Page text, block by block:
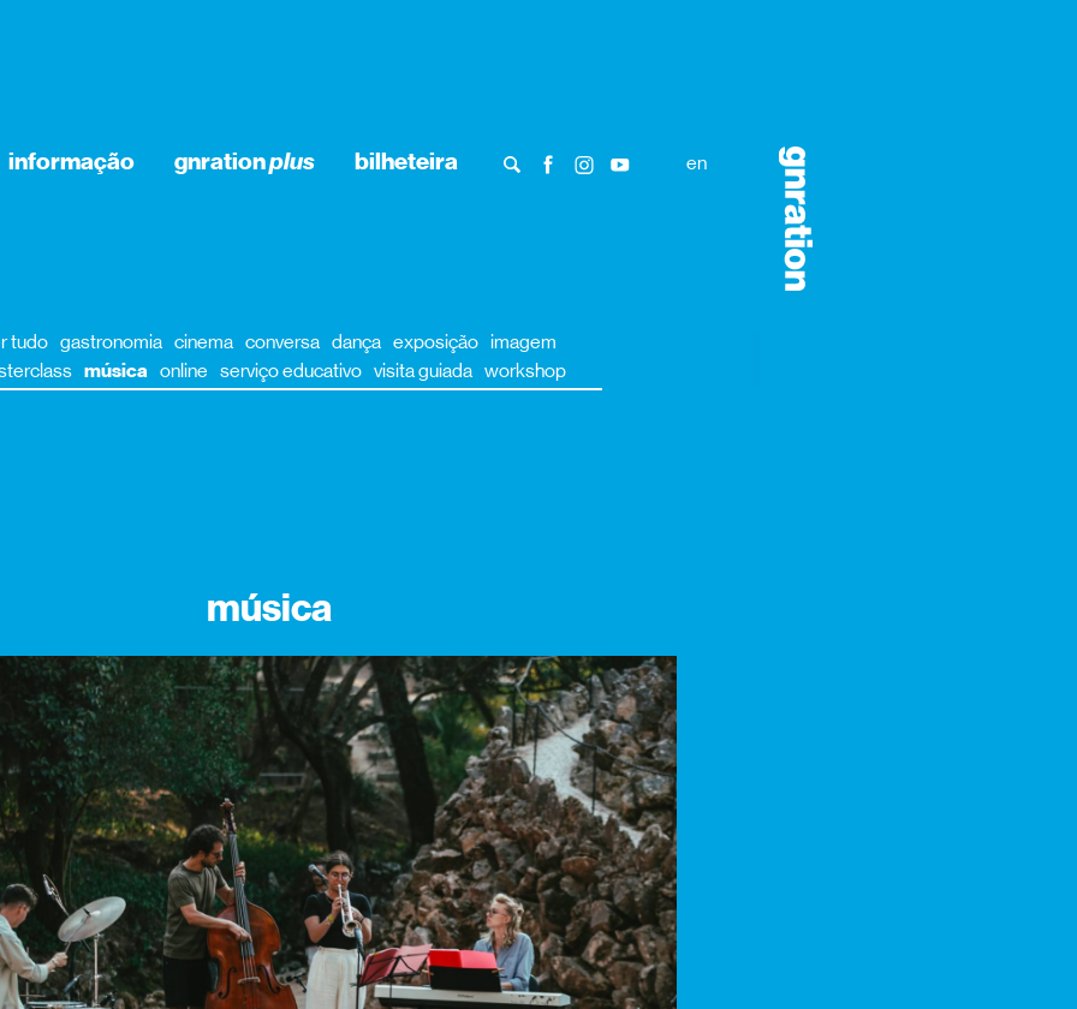
informação gnrationplus bilheteira en
tudo gastronomia cinema conversa dança exposição imagem
música online serviço educativo visita guiada workshop
música